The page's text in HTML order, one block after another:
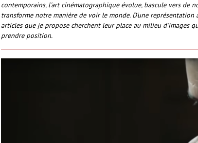
contemporains, l'art cinématographique évolue, bascule vers de
transforme notre manière de voir le monde. D'une représentation
articles que je propose cherchent leur place au milieu d'images
prendre position.